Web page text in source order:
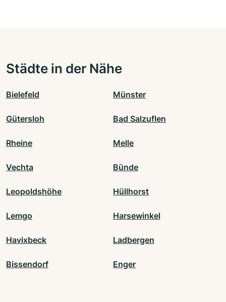
Städte in der Nähe
Bielefeld Münster
Gütersloh Bad Salzuflen
Rheine Melle
Vechta Bünde
Leopoldshöhe Hüllhorst
Lemgo Harsewinkel
Havixbeck Ladbergen
Bissendorf Enger